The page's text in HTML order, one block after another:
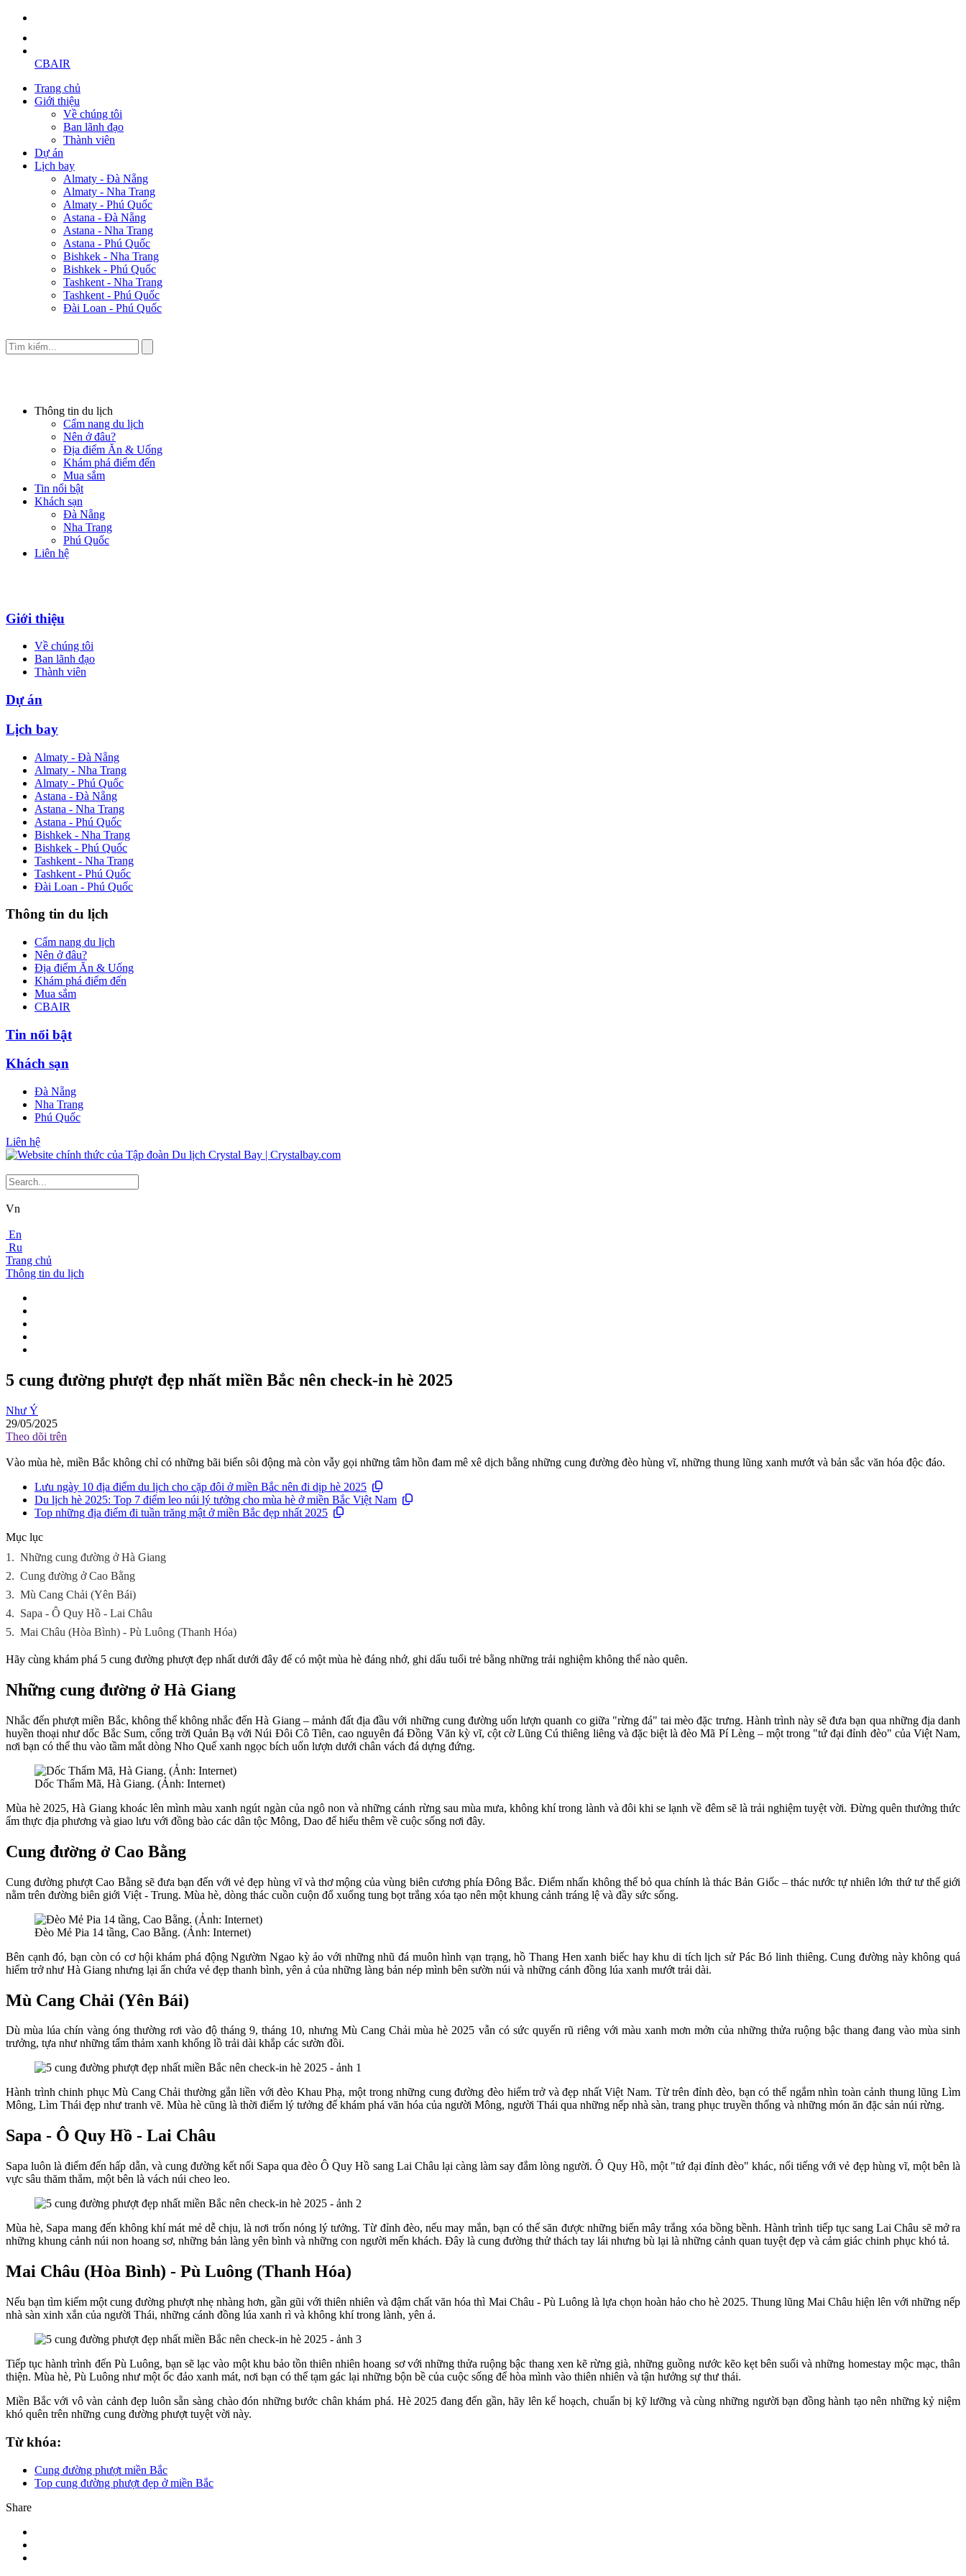
CBAIR
Trang chủ
Giới thiệu
Về chúng tôi
Ban lãnh đạo
Thành viên
Dự án
Lịch bay
Almaty - Đà Nẵng
Almaty - Nha Trang
Almaty - Phú Quốc
Astana - Đà Nẵng
Astana - Nha Trang
Astana - Phú Quốc
Bishkek - Nha Trang
Bishkek - Phú Quốc
Tashkent - Nha Trang
Tashkent - Phú Quốc
Đài Loan - Phú Quốc
Thông tin du lịch
Cẩm nang du lịch
Nên ở đâu?
Địa điểm Ăn & Uống
Khám phá điểm đến
Mua sắm
Tin nổi bật
Khách sạn
Đà Nẵng
Nha Trang
Phú Quốc
Liên hệ
Giới thiệu
Về chúng tôi
Ban lãnh đạo
Thành viên
Dự án
Lịch bay
Almaty - Đà Nẵng
Almaty - Nha Trang
Almaty - Phú Quốc
Astana - Đà Nẵng
Astana - Nha Trang
Astana - Phú Quốc
Bishkek - Nha Trang
Bishkek - Phú Quốc
Tashkent - Nha Trang
Tashkent - Phú Quốc
Đài Loan - Phú Quốc
Thông tin du lịch
Cẩm nang du lịch
Nên ở đâu?
Địa điểm Ăn & Uống
Khám phá điểm đến
Mua sắm
CBAIR
Tin nổi bật
Khách sạn
Đà Nẵng
Nha Trang
Phú Quốc
Liên hệ
Vn
En
Ru
Trang chủ
Thông tin du lịch
5 cung đường phượt đẹp nhất miền Bắc nên check-in hè 2025
Như Ý
29/05/2025
Theo dõi trên
Vào mùa hè, miền Bắc không chỉ có những bãi biển sôi động mà còn vẫy gọi những tâm hồn đam mê xê dịch bằng những cung đường đèo hùng vĩ, những thung lũng xanh mướt và bản sắc văn hóa độc đáo.
Lưu ngày 10 địa điểm du lịch cho cặp đôi ở miền Bắc nên đi dịp hè 2025
Du lịch hè 2025: Top 7 điểm leo núi lý tưởng cho mùa hè ở miền Bắc Việt Nam
Top những địa điểm đi tuần trăng mật ở miền Bắc đẹp nhất 2025
Mục lục
1. Những cung đường ở Hà Giang
2. Cung đường ở Cao Bằng
3. Mù Cang Chải (Yên Bái)
4. Sapa - Ô Quy Hồ - Lai Châu
5. Mai Châu (Hòa Bình) - Pù Luông (Thanh Hóa)
Hãy cùng khám phá 5 cung đường phượt đẹp nhất dưới đây để có một mùa hè đáng nhớ, ghi dấu tuổi trẻ bằng những trải nghiệm không thể nào quên.
Những cung đường ở Hà Giang
Nhắc đến phượt miền Bắc, không thể không nhắc đến Hà Giang – mảnh đất địa đầu với những cung đường uốn lượn quanh co giữa "rừng đá" tai mèo đặc trưng. Hành trình này sẽ đưa bạn qua những địa danh
huyền thoại như dốc Bắc Sum, cổng trời Quản Bạ với Núi Đôi Cô Tiên, cao nguyên đá Đồng Văn kỳ vĩ, cột cờ Lũng Cú thiêng liêng và đặc biệt là đèo Mã Pí Lèng – một trong "tứ đại đỉnh đèo" của Việt Nam,
nơi bạn có thể thu vào tầm mắt dòng Nho Quế xanh ngọc bích uốn lượn dưới chân vách đá dựng đứng.
Dốc Thẩm Mã, Hà Giang. (Ảnh: Internet)
Mùa hè 2025, Hà Giang khoác lên mình màu xanh ngút ngàn của ngô non và những cánh rừng sau mùa mưa, không khí trong lành và đôi khi se lạnh về đêm sẽ là trải nghiệm tuyệt vời. Đừng quên thưởng thức
ẩm thực địa phương và giao lưu với đồng bào các dân tộc Mông, Dao để hiểu thêm về cuộc sống nơi đây.
Cung đường ở Cao Bằng
Cung đường phượt Cao Bằng sẽ đưa bạn đến với vẻ đẹp hùng vĩ và thơ mộng của vùng biên cương phía Đông Bắc. Điểm nhấn không thể bỏ qua chính là thác Bản Giốc – thác nước tự nhiên lớn thứ tư thế giới
nằm trên đường biên giới Việt - Trung. Mùa hè, dòng thác cuồn cuộn đổ xuống tung bọt trắng xóa tạo nên một khung cảnh tráng lệ và đầy sức sống.
Đèo Mẻ Pia 14 tầng, Cao Bằng. (Ảnh: Internet)
Bên cạnh đó, bạn còn có cơ hội khám phá động Ngườm Ngao kỳ ảo với những nhũ đá muôn hình vạn trạng, hồ Thang Hen xanh biếc hay khu di tích lịch sử Pác Bó linh thiêng. Cung đường này không quá
hiểm trở như Hà Giang nhưng lại ẩn chứa vẻ đẹp thanh bình, yên ả của những làng bản nép mình bên sườn núi và những cánh đồng lúa xanh mướt trải dài.
Mù Cang Chải (Yên Bái)
Dù mùa lúa chín vàng óng thường rơi vào độ tháng 9, tháng 10, nhưng Mù Cang Chải mùa hè 2025 vẫn có sức quyến rũ riêng với màu xanh mơn mởn của những thửa ruộng bậc thang đang vào mùa sinh
trưởng, tựa như những tấm thảm xanh khổng lồ trải dài khắp các sườn đồi.
Hành trình chinh phục Mù Cang Chải thường gắn liền với đèo Khau Phạ, một trong những cung đường đèo hiểm trở và đẹp nhất Việt Nam. Từ trên đỉnh đèo, bạn có thể ngắm nhìn toàn cảnh thung lũng Lìm
Mông, Lìm Thái đẹp như tranh vẽ. Mùa hè cũng là thời điểm lý tưởng để khám phá văn hóa của người Mông, người Thái qua những nếp nhà sàn, trang phục truyền thống và những món ăn đặc sản núi rừng.
Sapa - Ô Quy Hồ - Lai Châu
Sapa luôn là điểm đến hấp dẫn, và cung đường kết nối Sapa qua đèo Ô Quy Hồ sang Lai Châu lại càng làm say đắm lòng người. Ô Quy Hồ, một "tứ đại đỉnh đèo" khác, nổi tiếng với vẻ đẹp hùng vĩ, một bên là
vực sâu thăm thẳm, một bên là vách núi cheo leo.
Mùa hè, Sapa mang đến không khí mát mẻ dễ chịu, là nơi trốn nóng lý tưởng. Từ đỉnh đèo, nếu may mắn, bạn có thể săn được những biển mây trắng xóa bồng bềnh. Hành trình tiếp tục sang Lai Châu sẽ mở ra
những khung cảnh núi non hoang sơ, những bản làng yên bình và những con người mến khách. Đây là cung đường thử thách tay lái nhưng bù lại là những cảnh quan tuyệt đẹp và cảm giác chinh phục khó tả.
Mai Châu (Hòa Bình) - Pù Luông (Thanh Hóa)
Nếu bạn tìm kiếm một cung đường phượt nhẹ nhàng hơn, gần gũi với thiên nhiên và đậm chất văn hóa thì Mai Châu - Pù Luông là lựa chọn hoàn hảo cho hè 2025. Thung lũng Mai Châu hiện lên với những nếp
nhà sàn xinh xắn của người Thái, những cánh đồng lúa xanh rì và không khí trong lành, yên ả.
Tiếp tục hành trình đến Pù Luông, bạn sẽ lạc vào một khu bảo tồn thiên nhiên hoang sơ với những thửa ruộng bậc thang xen kẽ rừng già, những guồng nước kẽo kẹt bên suối và những homestay mộc mạc, thân
thiện. Mùa hè, Pù Luông như một ốc đảo xanh mát, nơi bạn có thể tạm gác lại những bộn bề của cuộc sống để hòa mình vào thiên nhiên và tận hưởng sự thư thái.
Miền Bắc với vô vàn cảnh đẹp luôn sẵn sàng chào đón những bước chân khám phá. Hè 2025 đang đến gần, hãy lên kế hoạch, chuẩn bị kỹ lưỡng và cùng những người bạn đồng hành tạo nên những kỷ niệm
khó quên trên những cung đường phượt tuyệt vời này.
Từ khóa:
Cung đường phượt miền Bắc
Top cung đường phượt đẹp ở miền Bắc
Share